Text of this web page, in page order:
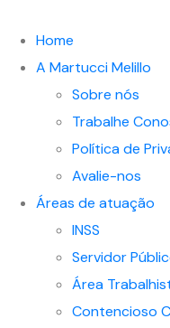
Home
A Martucci Melillo
Sobre nós
Trabalhe
Política de
Avalie-nos
Áreas de atuação
INSS
Servidor
Área
Contencioso